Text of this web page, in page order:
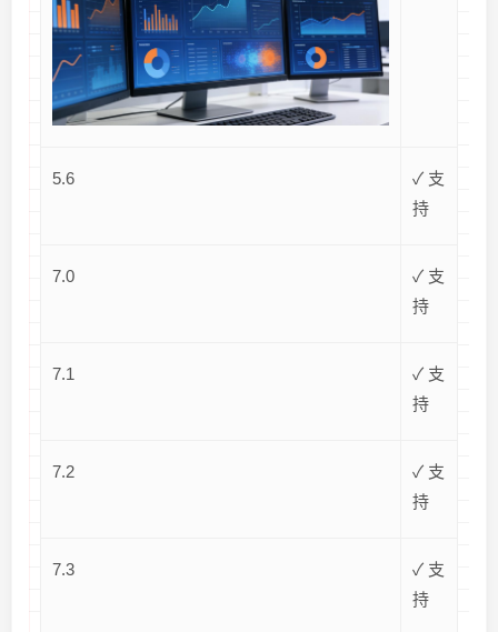
5.6
✓ 支
持
7.0
✓ 支
持
7.1
✓ 支
持
7.2
✓ 支
持
7.3
✓ 支
持